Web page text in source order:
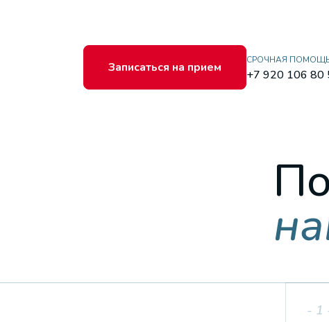
Записаться на прием СРОЧНАЯ
+7 920 106 80
- 1